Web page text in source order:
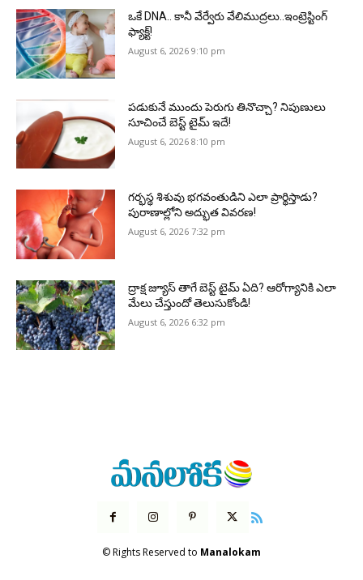
ఒకే DNA.. కానీ వేర్వేరు వేలిముద్రలు..ఇంట్రెస్టింగ్
ఫ్యాక్ట్!
August 6, 2026 9:10 pm
పడుకునే ముందు పెరుగు తినొచ్చా? నిపుణులు
సూచించే బెస్ట్ టైమ్ ఇదే!
August 6, 2026 8:10 pm
గర్భస్థ శిశువు భగవంతుడిని ఎలా ప్రార్థిస్తాడు?
పురాణాల్లోని అద్భుత వివరణ!
August 6, 2026 7:32 pm
ద్రాక్ష జ్యూస్ తాగే బెస్ట్ టైమ్ ఏది? ఆరోగ్యానికి ఎలా
మేలు చేస్తుందో తెలుసుకోండి!
August 6, 2026 6:32 pm
© Rights Reserved to Manalokam